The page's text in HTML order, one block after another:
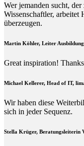
Wer jemanden sucht,
Wissenschaftler,
überzeugen.
Martin Köhler, Leiter
Great inspiration!
Michael Kellerer, Head of IT,
Wir haben diese
sich in jeder Sequenz.
Stella Krüger, Beratungsleiterin